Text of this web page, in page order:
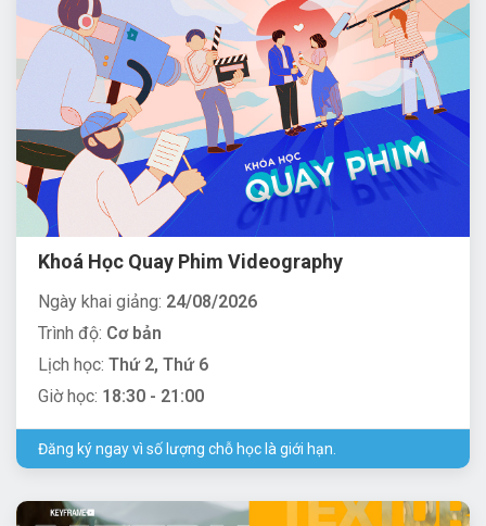
Khoá Học Quay Phim Videography
Ngày khai giảng: 24/08/2026
Trình độ: Cơ bản
Lịch học: Thứ 2, Thứ 6
Giờ học: 18:30 - 21:00
Đăng ký ngay vì số lượng chỗ học là giới hạn.